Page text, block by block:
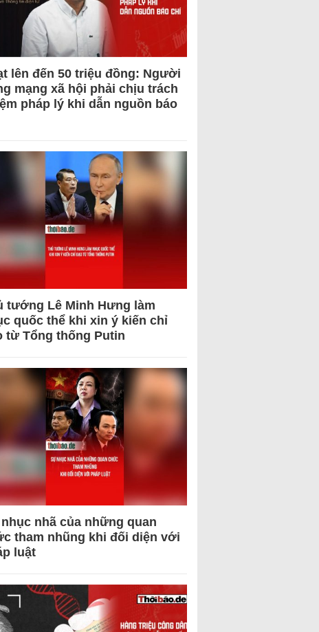
lên đến 50 triệu đồng: Người
mạng xã hội phải chịu trách
pháp lý khi dẫn nguồn báo
tướng Lê Minh Hưng làm
quốc thể khi xin ý kiến chỉ
từ Tổng thống Putin
nhã của những quan
tham nhũng khi đối diện với
luật